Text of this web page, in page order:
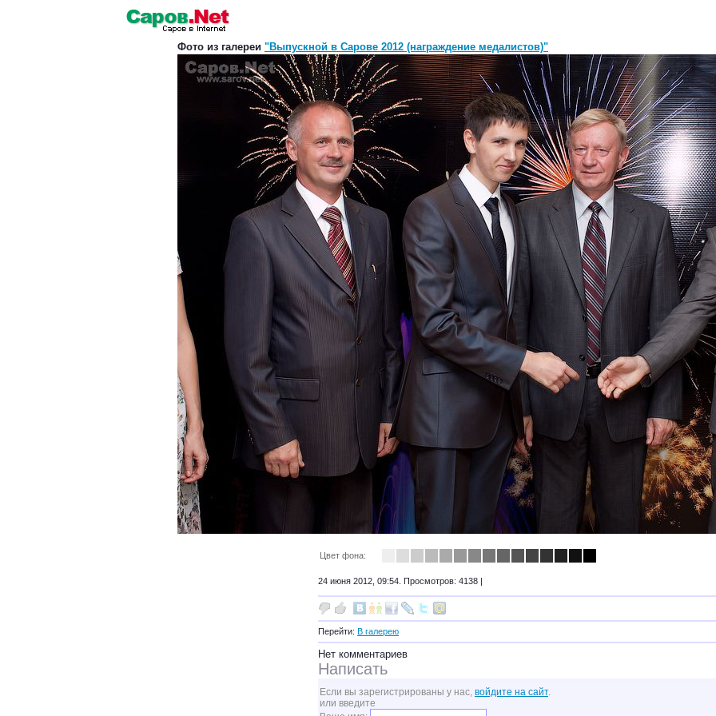
Фото из галереи "Выпускной в Сарове 2012 (награждение медалистов)"
Цвет фона:
24 июня 2012, 09:54. Просмотров: 4138 |
Перейти: В галерею
Нет комментариев
Написать
Если вы зарегистрированы у нас, войдите на сайт.
или введите